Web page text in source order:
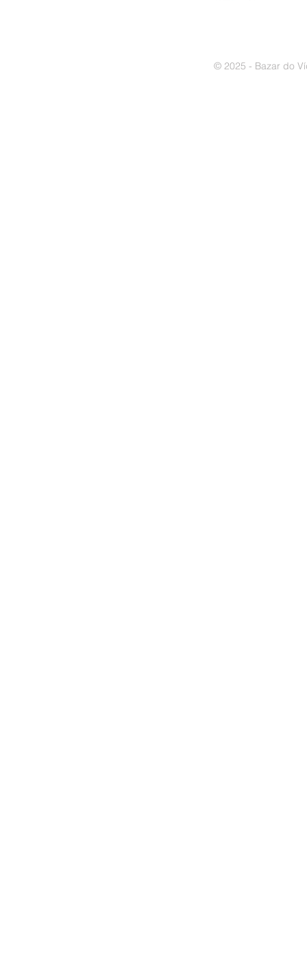
© 2025 - Bazar do